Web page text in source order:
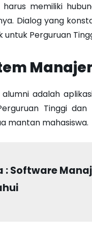
harus memiliki
Dialog yang
Perguruan
adalah
Tinggi
mantan mahasiswa.
:Software